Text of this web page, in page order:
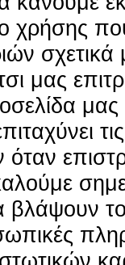
χρήσης
σχετικά
μας